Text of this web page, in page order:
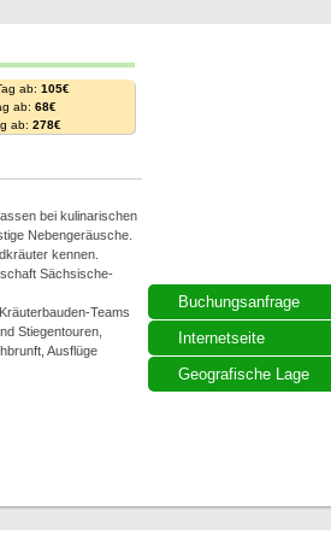
Buchungsanfrage
Internetseite
Geografische Lage
ab: 105€
ab: 68€
ab: 278€
bei kulinarischen
Nebengeräusche.
kennen.
Sächsische-
Teams
Stiegentouren,
Ausflüge